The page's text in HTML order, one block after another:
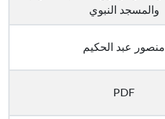
والمسجد النبوي
منصور عبد الحكيم
PDF